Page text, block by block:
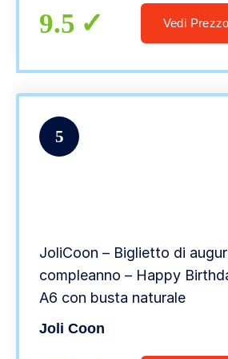
SW022)
9.5 Vedi
5
JoliCoon – Biglietto di
compleanno – Happy
A6 con busta naturale
Joli Coon